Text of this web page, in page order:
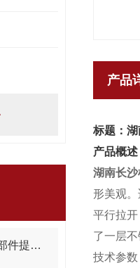
湖南机床防护罩为机床运动部件提供安全保护
产品
标题：
产品概述
湖南长
形美观
平行拉
了一层
技术参数